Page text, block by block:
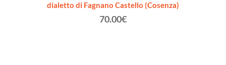
dialetto di Fagnano Castello (Cosenza)
70.00€